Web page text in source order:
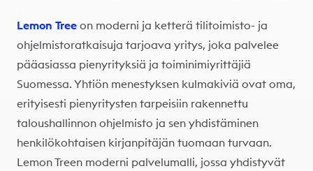
Lemon Tree on moderni ja ketterä tilitoimisto- ja
ohjelmistoratkaisuja tarjoava yritys, joka palvelee
pääasiassa pienyrityksiä ja toiminimiyrittäjiä
Suomessa. Yhtiön menestyksen kulmakiviä ovat oma,
erityisesti pienyritysten tarpeisiin rakennettu
taloushallinnon ohjelmisto ja sen yhdistäminen
henkilökohtaisen kirjanpitäjän tuomaan turvaan.
Lemon Treen moderni palvelumalli, jossa yhdistyvät